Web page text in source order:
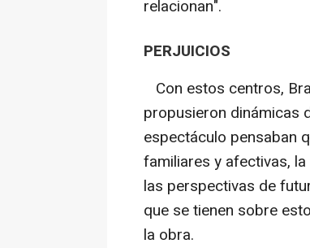
relacionan".
PERJUICIOS
Con estos centros,
propusieron dinámicas
espectáculo pensaban
familiares y afectivas,
las perspectivas de
que se tienen sobre
la obra.